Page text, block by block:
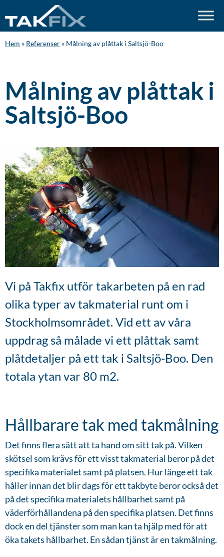
Hem » Referenser » Målning av plåttak i Saltsjö-Boo
Målning av plåttak i
Saltsjö-Boo
Vi på Takfix utför takarbeten på en rad
olika typer av takmaterial runt om i
Stockholmsområdet. Vid ett av våra
uppdrag så målade vi ett plåttak samt
plåtdetaljer på ett tak i Saltsjö-Boo. Den
totala ytan var 80 m2.
Hållbarare tak med takmålning
Det finns flera sätt att ta hand om sitt tak på. Vilken
skötsel som krävs för ett visst takmaterial beror på det
specifika materialet samt på platsen. Hur länge ett tak
håller innan det blir dags för ett takbyte beror också det
på det specifika materialets hållbarhet samt på
väderförhållandena på den specifika platsen. Det finns
dock en del tjänster som man kan ta hjälp med för att
öka takets hållbarhet. En sådan tjänst är en takmålning.